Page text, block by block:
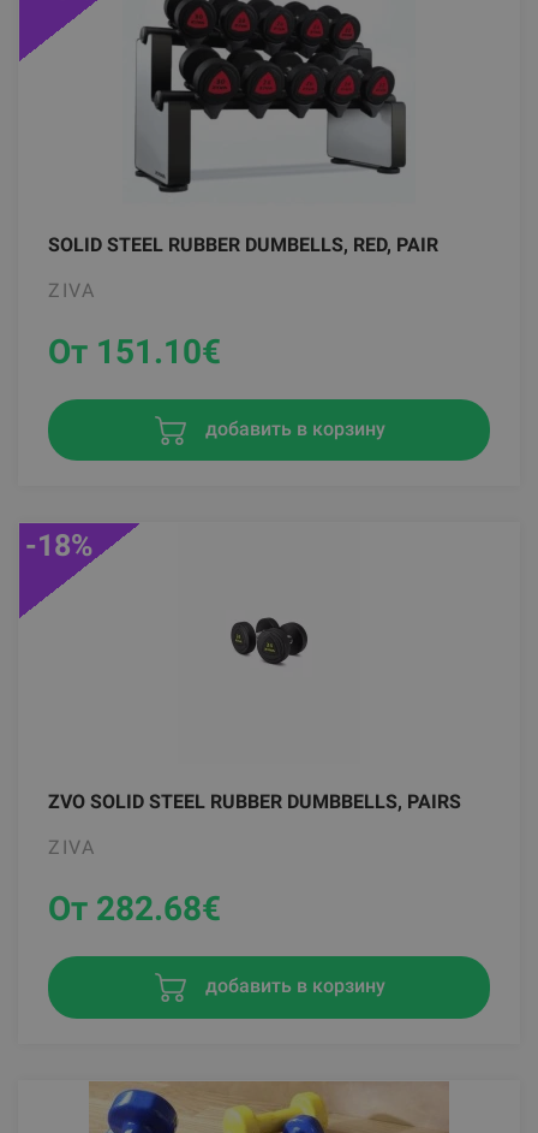
SOLID STEEL RUBBER DUMBELLS, RED, PAIR
ZIVA
От 151.10€
добавить в корзину
ZVO SOLID STEEL RUBBER DUMBBELLS, PAIRS
ZIVA
-18%
От 282.68€
добавить в корзину